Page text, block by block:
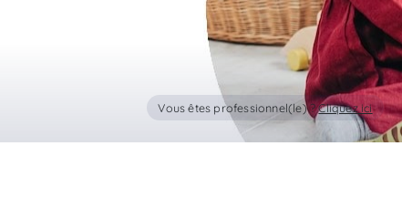
Vous êtes professionnel(le) ?Cliquez ici